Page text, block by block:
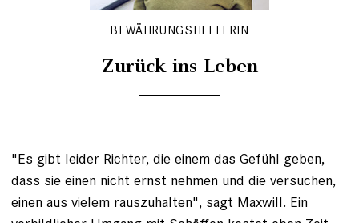
BEWÄHRUNGSHELFERIN
Zurück ins Leben
"Es gibt leider Richter, die einem das Gefühl geben,
dass sie einen nicht ernst nehmen und die versuchen,
einen aus vielem rauszuhalten", sagt Maxwill. Ein